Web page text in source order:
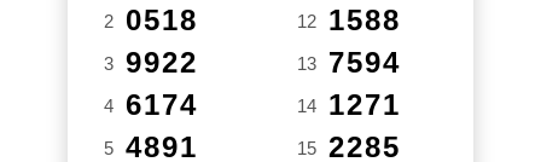
2 0518
3 9922
4 6174
5 4891
12 1588
13 7594
14 1271
15 2285